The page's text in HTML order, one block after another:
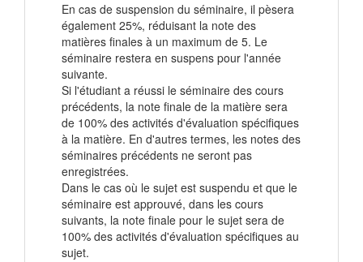
En cas de suspension du séminaire, il pèsera
également 25%, réduisant la note des
matières finales à un maximum de 5. Le
séminaire restera en suspens pour l'année
suivante.
Si l'étudiant a réussi le séminaire des cours
précédents, la note finale de la matière sera
de 100% des activités d'évaluation spécifiques
à la matière. En d'autres termes, les notes des
séminaires précédents ne seront pas
enregistrées.
Dans le cas où le sujet est suspendu et que le
séminaire est approuvé, dans les cours
suivants, la note finale pour le sujet sera de
100% des activités d'évaluation spécifiques au
sujet.